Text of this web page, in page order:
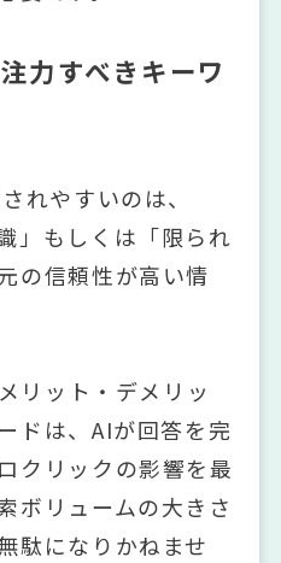
力すべきキーワ
れやすいのは、
」もしくは「限られ
の信頼性が高い情
リット・デメリッ
ドは、AIが回答を完
クリックの影響を最
ボリュームの大きさ
駄になりかねませ